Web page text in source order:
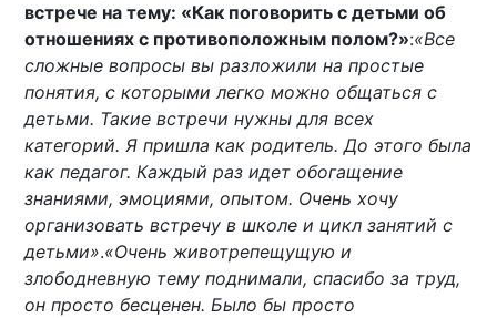
встрече на тему: «Как поговорить с детьми об
отношениях с противоположным полом?»:«Все
сложные вопросы вы разложили на простые
понятия, с которыми легко можно общаться с
детьми. Такие встречи нужны для всех
категорий. Я пришла как родитель. До этого была
как педагог. Каждый раз идет обогащение
знаниями, эмоциями, опытом. Очень хочу
организовать встречу в школе и цикл занятий с
детьми».«Очень животрепещущую и
злободневную тему поднимали, спасибо за труд,
он просто бесценен. Было бы просто